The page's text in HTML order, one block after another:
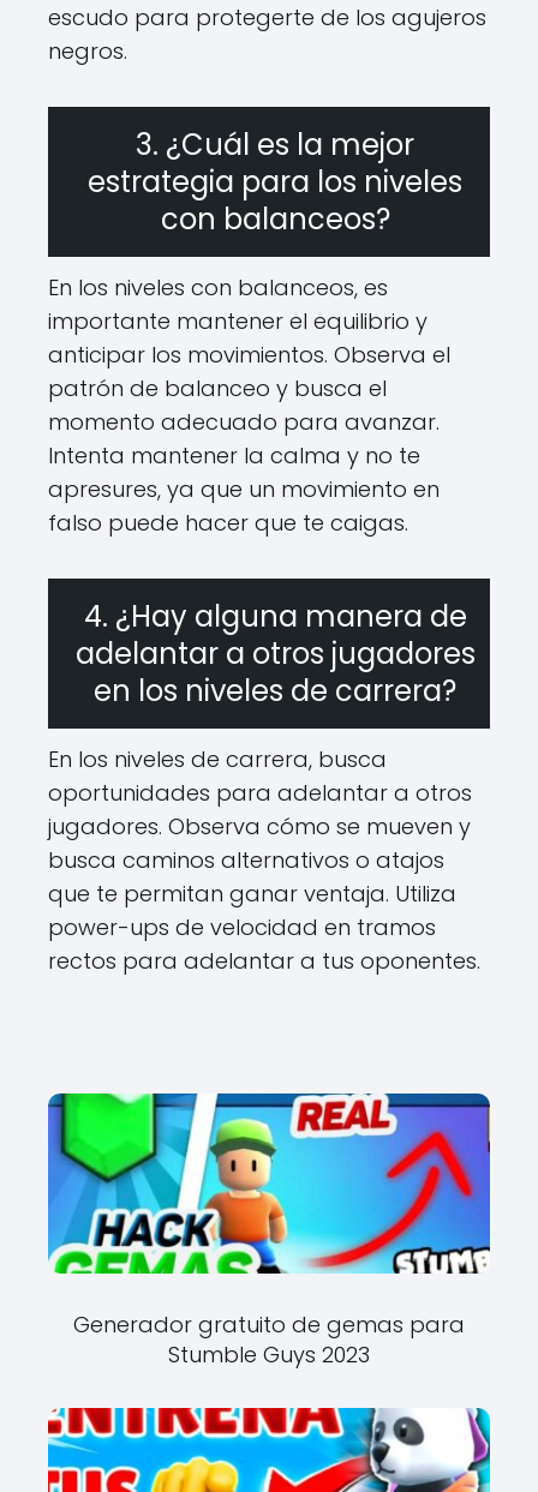
escudo para protegerte de los agujeros
negros.
3. ¿Cuál es la mejor
estrategia para los niveles
con balanceos?
En los niveles con balanceos, es
importante mantener el equilibrio y
anticipar los movimientos. Observa el
patrón de balanceo y busca el
momento adecuado para avanzar.
Intenta mantener la calma y no te
apresures, ya que un movimiento en
falso puede hacer que te caigas.
4. ¿Hay alguna manera de
adelantar a otros jugadores
en los niveles de carrera?
En los niveles de carrera, busca
oportunidades para adelantar a otros
jugadores. Observa cómo se mueven y
busca caminos alternativos o atajos
que te permitan ganar ventaja. Utiliza
power-ups de velocidad en tramos
rectos para adelantar a tus oponentes.
Generador gratuito de gemas para
Stumble Guys 2023